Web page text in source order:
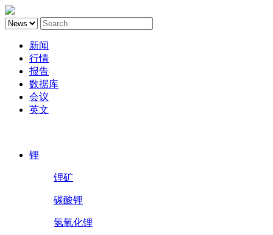
新闻
行情
报告
数据库
会议
英文
锂
锂矿
碳酸锂
氢氧化锂